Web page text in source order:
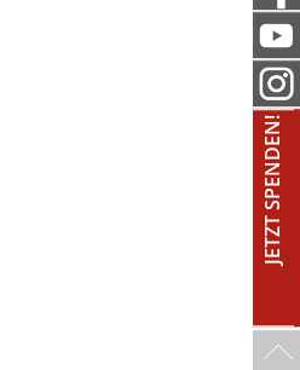
JETZT SPENDEN!